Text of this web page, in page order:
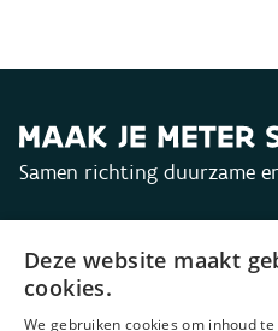
Samen richting duurzame
Ook je producten aanbieden
Deze website maakt
cookies.
We gebruiken cookies om inhoud